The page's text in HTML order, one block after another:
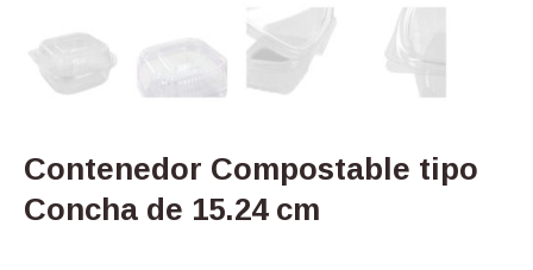
Contenedor Compostable tipo
Concha de 15.24 cm